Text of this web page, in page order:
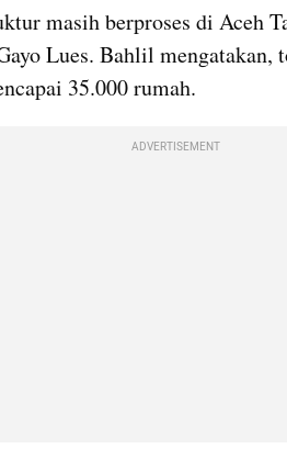
masih berproses di Aceh
Lues. Bahlil mengatakan,
35.000 rumah.
ADVERTISEMENT